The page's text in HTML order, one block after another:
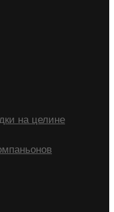
на целине